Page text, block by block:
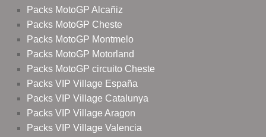
Packs MotoGP Alcañiz
Packs MotoGP Cheste
Packs MotoGP Montmelo
Packs MotoGP Motorland
Packs MotoGP circuito Cheste
Packs VIP Village España
Packs VIP Village Catalunya
Packs VIP Village Aragon
Packs VIP Village Valencia